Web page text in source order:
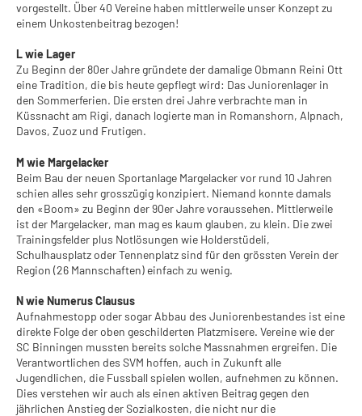
vorgestellt. Über 40 Vereine haben mittlerweile unser Konzept zu
einem Unkostenbeitrag bezogen!
L wie Lager
Zu Beginn der 80er Jahre gründete der damalige Obmann Reini Ott
eine Tradition, die bis heute gepflegt wird: Das Juniorenlager in
den Sommerferien. Die ersten drei Jahre verbrachte man in
Küssnacht am Rigi, danach logierte man in Romanshorn, Alpnach,
Davos, Zuoz und Frutigen.
M wie Margelacker
Beim Bau der neuen Sportanlage Margelacker vor rund 10 Jahren
schien alles sehr grosszügig konzipiert. Niemand konnte damals
den «Boom» zu Beginn der 90er Jahre voraussehen. Mittlerweile
ist der Margelacker, man mag es kaum glauben, zu klein. Die zwei
Trainingsfelder plus Notlösungen wie Holderstüdeli,
Schulhausplatz oder Tennenplatz sind für den grössten Verein der
Region (26 Mannschaften) einfach zu wenig.
N wie Numerus Clausus
Aufnahmestopp oder sogar Abbau des Juniorenbestandes ist eine
direkte Folge der oben geschilderten Platzmisere. Vereine wie der
SC Binningen mussten bereits solche Massnahmen ergreifen. Die
Verantwortlichen des SVM hoffen, auch in Zukunft alle
Jugendlichen, die Fussball spielen wollen, aufnehmen zu können.
Dies verstehen wir auch als einen aktiven Beitrag gegen den
jährlichen Anstieg der Sozialkosten, die nicht nur die